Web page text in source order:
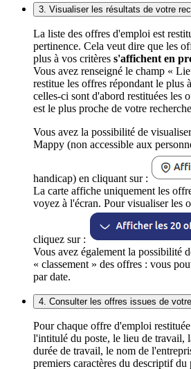
3. Visualiser les résultats de votre
La liste des offres d'emploi est
pertinence. Cela veut dire que les
plus à vos critères s'affichent en
Vous avez renseigné le champ «
restitue les offres répondant le plus
celles-ci sont d'abord restituées les
est le plus proche de votre
Vous avez la possibilité de
Mappy (non accessible aux
handicap) en cliquant sur :
La carte affiche uniquement les
voyez à l'écran. Pour visualiser les
cliquez sur :
Vous avez également la possibilité
« classement » des offres : vous
par date.
4. Consulter les offres issues de
Pour chaque offre d'emploi
l'intitulé du poste, le lieu de travail,
durée de travail, le nom de
premiers caractères du descriptif du